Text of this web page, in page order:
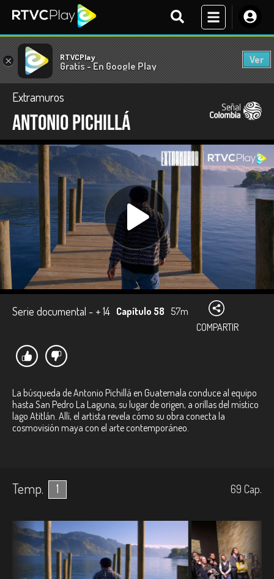
× RTVCPlay
Gratis - En Google Play
Ver
Extramuros
Antonio Pichillá
Serie documental - + 14 Capítulo 58 57m
COMPARTIR
La búsqueda de Antonio Pichillá en Guatemala conduce al equipo
hasta San Pedro La Laguna, su lugar de origen, a orillas del místico
lago Atitlán. Allí, el artista revela cómo su obra conecta la
cosmovisión maya con el arte contemporáneo.
Temp. 1 69 Cap.